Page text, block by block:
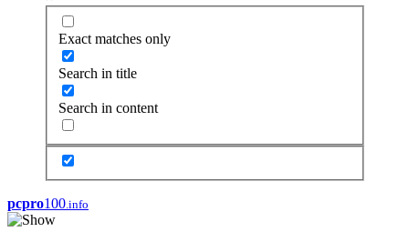
Exact matches only
Search in title
Search in content
pcpro100.info